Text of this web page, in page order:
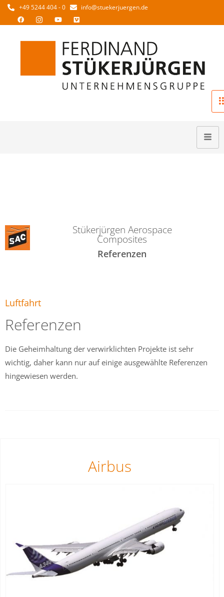
+49 5244 404 - 0 info@stuekerjuergen.de
Stükerjürgen Aerospace
Composites
Referenzen
Luftfahrt
Referenzen
Die Geheimhaltung der verwirklichten Projekte ist sehr
wichtig, daher kann nur auf einige ausgewählte Referenzen
hingewiesen werden.
Airbus